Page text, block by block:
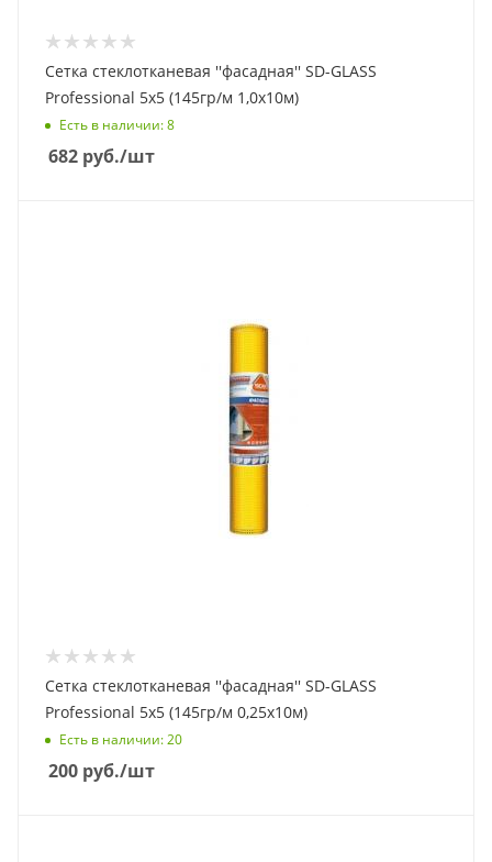
Сетка стеклотканевая ''фасадная'' SD-GLASS
Professional 5х5 (145гр/м 1,0х10м)
Есть в наличии: 8
682 руб./шт
Сетка стеклотканевая ''фасадная'' SD-GLASS
Professional 5х5 (145гр/м 0,25х10м)
Есть в наличии: 20
200 руб./шт